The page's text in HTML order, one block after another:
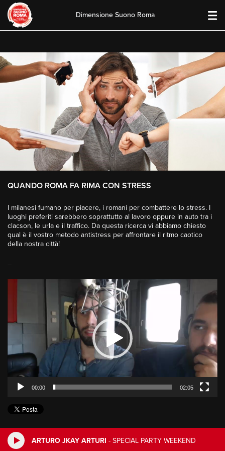
ARTURO JKAY ARTURI - SPECIAL PARTY WEEKEND
content
Dimensione Suono Roma
QUANDO ROMA FA RIMA CON STRESS
I milanesi fumano per piacere, i romani per combattere lo stress. I
luoghi preferiti sarebbero soprattutto al lavoro oppure in auto tra i
clacson, le urla e il traffico. Da questa ricerca vi abbiamo chiesto
qual è il vostro metodo antistress per affrontare il ritmo caotico
della nostra città!
–
00:00 02:05